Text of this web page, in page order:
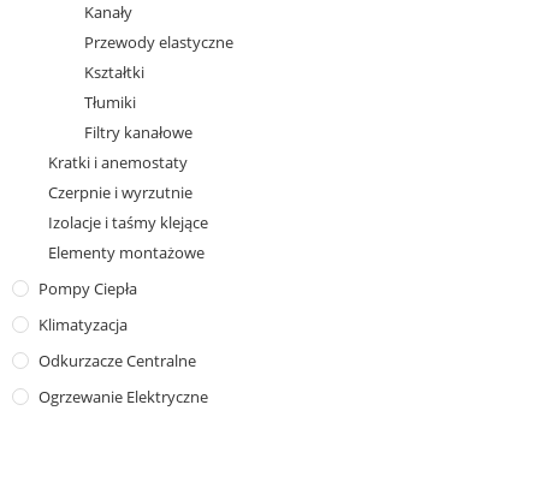
Kanały
Przewody elastyczne
Kształtki
Tłumiki
Filtry kanałowe
Kratki i anemostaty
Czerpnie i wyrzutnie
Izolacje i taśmy klejące
Elementy montażowe
Pompy Ciepła
Klimatyzacja
Odkurzacze Centralne
Ogrzewanie Elektryczne